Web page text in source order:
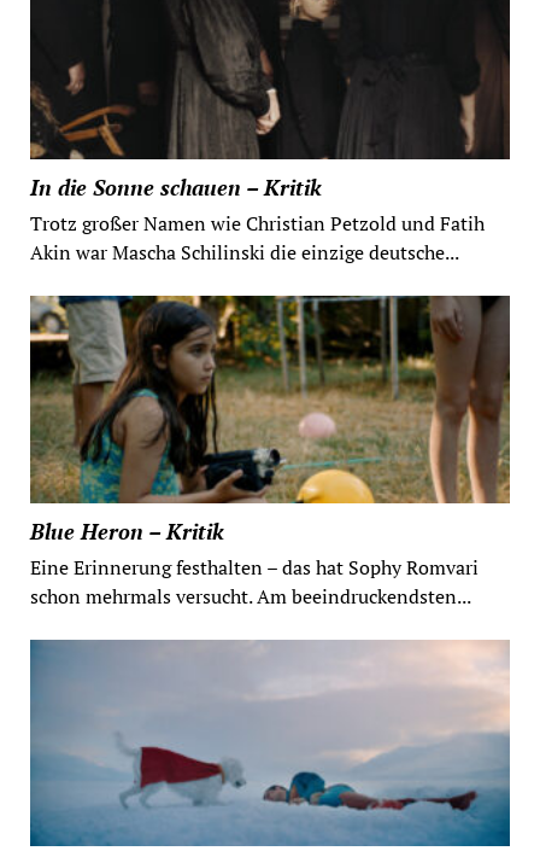
In die Sonne schauen – Kritik
Trotz großer Namen wie Christian Petzold und Fatih
Akin war Mascha Schilinski die einzige deutsche...
Blue Heron – Kritik
Eine Erinnerung festhalten – das hat Sophy Romvari
schon mehrmals versucht. Am beeindruckendsten...